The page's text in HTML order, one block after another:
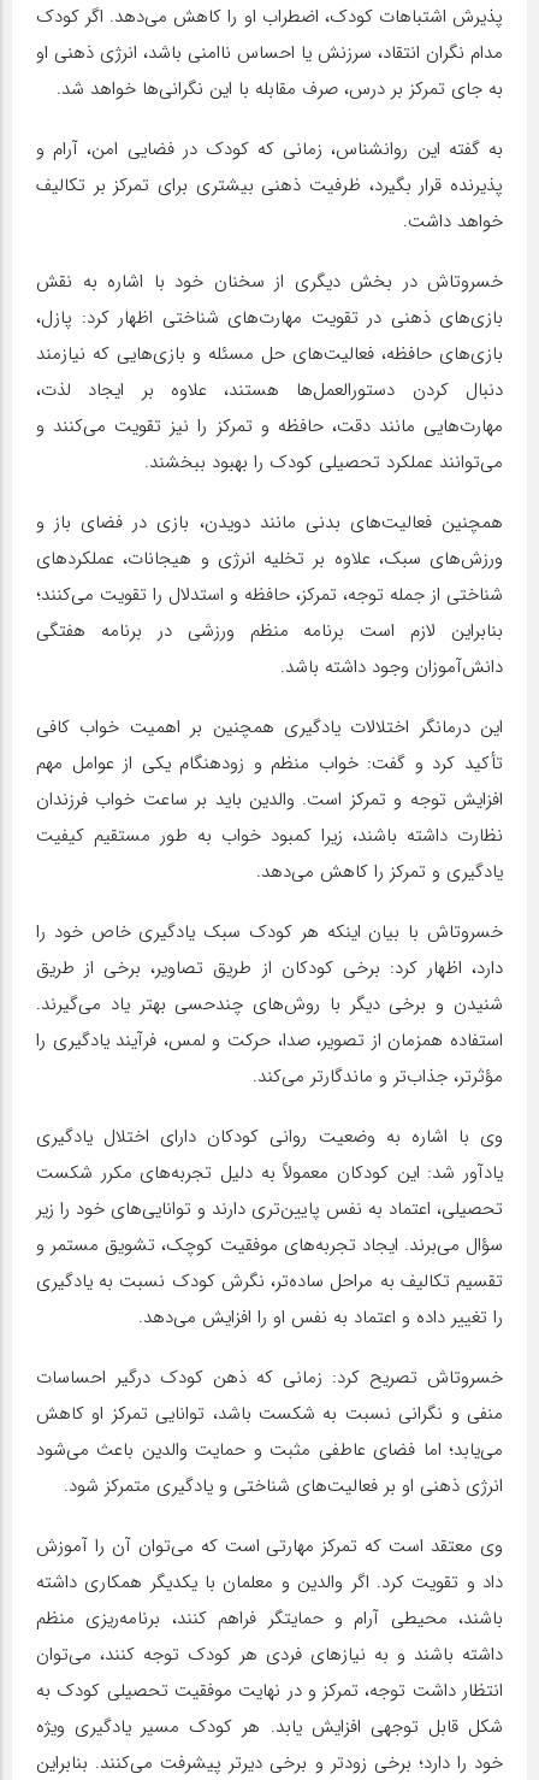
پذیرش اشتباهات کودک، اضطراب او را کاهش می‌دهد. اگر کودک
مدام نگران انتقاد، سرزنش یا احساس ناامنی باشد، انرژی ذهنی او
به جای تمرکز بر درس، صرف مقابله با این نگرانی‌ها خواهد شد.
به گفته این روانشناس، زمانی که کودک در فضایی امن، آرام و
پذیرنده قرار بگیرد، ظرفیت ذهنی بیشتری برای تمرکز بر تکالیف
خواهد داشت.
خسروتاش در بخش دیگری از سخنان خود با اشاره به نقش
بازی‌های ذهنی در تقویت مهارت‌های شناختی اظهار کرد: پازل،
بازی‌های حافظه، فعالیت‌های حل مسئله و بازی‌هایی که نیازمند
دنبال کردن دستورالعمل‌ها هستند، علاوه بر ایجاد لذت،
مهارت‌هایی مانند دقت، حافظه و تمرکز را نیز تقویت می‌کنند و
می‌توانند عملکرد تحصیلی کودک را بهبود ببخشند.
همچنین فعالیت‌های بدنی مانند دویدن، بازی در فضای باز و
ورزش‌های سبک، علاوه بر تخلیه انرژی و هیجانات، عملکردهای
شناختی از جمله توجه، تمرکز، حافظه و استدلال را تقویت می‌کنند؛
بنابراین لازم است برنامه منظم ورزشی در برنامه هفتگی
دانش‌آموزان وجود داشته باشد.
این درمانگر اختلالات یادگیری همچنین بر اهمیت خواب کافی
تأکید کرد و گفت: خواب منظم و زودهنگام یکی از عوامل مهم
افزایش توجه و تمرکز است. والدین باید بر ساعت خواب فرزندان
نظارت داشته باشند، زیرا کمبود خواب به طور مستقیم کیفیت
یادگیری و تمرکز را کاهش می‌دهد.
خسروتاش با بیان اینکه هر کودک سبک یادگیری خاص خود را
دارد، اظهار کرد: برخی کودکان از طریق تصاویر، برخی از طریق
شنیدن و برخی دیگر با روش‌های چندحسی بهتر یاد می‌گیرند.
استفاده همزمان از تصویر، صدا، حرکت و لمس، فرآیند یادگیری را
مؤثرتر، جذاب‌تر و ماندگارتر می‌کند.
وی با اشاره به وضعیت روانی کودکان دارای اختلال یادگیری
یادآور شد: این کودکان معمولاً به دلیل تجربه‌های مکرر شکست
تحصیلی، اعتماد به نفس پایین‌تری دارند و توانایی‌های خود را زیر
سؤال می‌برند. ایجاد تجربه‌های موفقیت کوچک، تشویق مستمر و
تقسیم تکالیف به مراحل ساده‌تر، نگرش کودک نسبت به یادگیری
را تغییر داده و اعتماد به نفس او را افزایش می‌دهد.
خسروتاش تصریح کرد: زمانی که ذهن کودک درگیر احساسات
منفی و نگرانی نسبت به شکست باشد، توانایی تمرکز او کاهش
می‌یابد؛ اما فضای عاطفی مثبت و حمایت والدین باعث می‌شود
انرژی ذهنی او بر فعالیت‌های شناختی و یادگیری متمرکز شود.
وی معتقد است که تمرکز مهارتی است که می‌توان آن را آموزش
داد و تقویت کرد. اگر والدین و معلمان با یکدیگر همکاری داشته
باشند، محیطی آرام و حمایتگر فراهم کنند، برنامه‌ریزی منظم
داشته باشند و به نیازهای فردی هر کودک توجه کنند، می‌توان
انتظار داشت توجه، تمرکز و در نهایت موفقیت تحصیلی کودک به
شکل قابل توجهی افزایش یابد. هر کودک مسیر یادگیری ویژه
خود را دارد؛ برخی زودتر و برخی دیرتر پیشرفت می‌کنند. بنابراین